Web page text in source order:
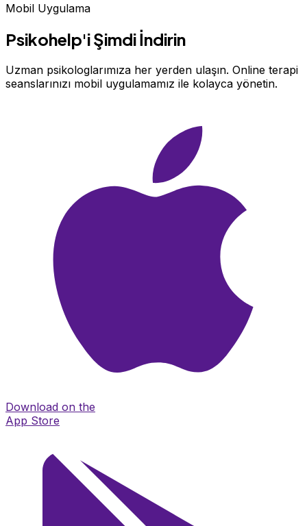
Mobil Uygulama
Psikohelp'i Şimdi İndirin
Uzman psikologlarımıza her yerden ulaşın. Online terapi
seanslarınızı mobil uygulamamız ile kolayca yönetin.
Download on the
App Store